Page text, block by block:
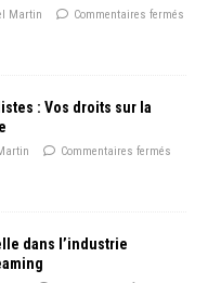
Martin Commentaires fermés
: Vos droits sur la
Commentaires fermés
dans l’industrie